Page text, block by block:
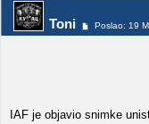
Toni Poslao: 19
IAF je objavio snimke